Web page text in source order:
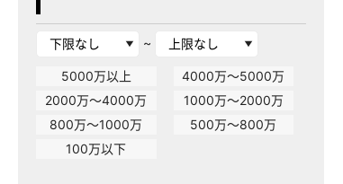
~
5000万以上
4000万～5000万
2000万～4000万
1000万～2000万
800万～1000万
500万～800万
100万以下